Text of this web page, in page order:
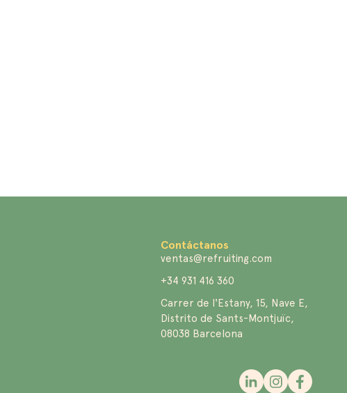
Contáctanos
ventas@refruiting.com
+34 931 416 360
Carrer de l'Estany, 15, Nave E,
Distrito de Sants-Montjuïc,
08038 Barcelona